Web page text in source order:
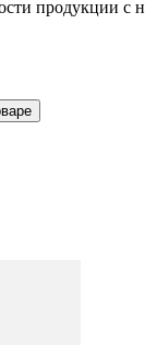
продукции с